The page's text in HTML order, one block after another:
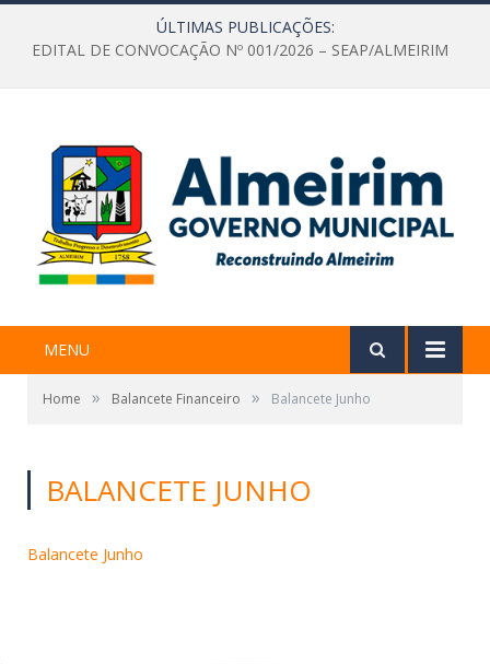
ÚLTIMAS PUBLICAÇÕES:
EDITAL DE CONVOCAÇÃO Nº 001/2026 – SEAP/ALMEIRIM
MENU
Home » Balancete Financeiro » Balancete Junho
BALANCETE JUNHO
Balancete Junho